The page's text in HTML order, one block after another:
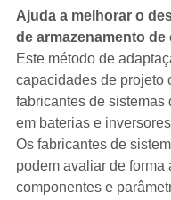
Ajuda a melhorar o
de armazenamento de
Este método de
capacidades de projeto
fabricantes de sistemas
em baterias e
Os fabricantes de
podem avaliar de
componentes e